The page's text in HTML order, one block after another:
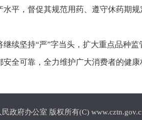
水平，督促其规范用药、遵守休药期
继续坚持“严”字当头，扩大重点品种
安全可靠，全力维护广大消费者的健
政府办公室 版权所有(C)